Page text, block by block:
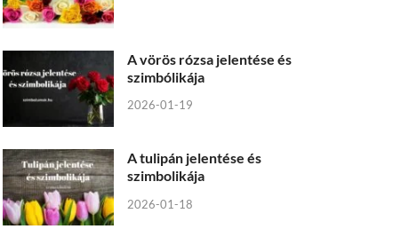
A vörös rózsa jelentése és
szimbólikája
2026-01-19
A tulipán jelentése és
szimbolikája
2026-01-18